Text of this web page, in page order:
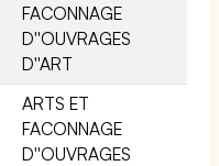
FACONNAGE
D''OUVRAGES
D''ART
ARTS ET
FACONNAGE
D''OUVRAGES